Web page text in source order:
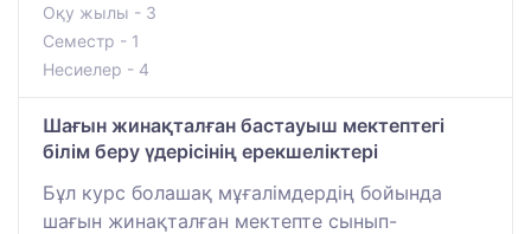
Оқу жылы - 3
Семестр - 1
Несиелер - 4
Шағын жинақталған бастауыш мектептегі
білім беру үдерісінің ерекшеліктері
Бұл курс болашақ мұғалімдердің бойында
шағын жинақталған мектепте сынып-